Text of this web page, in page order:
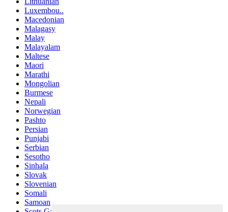
Luxembou..
Macedonian
Malagasy
Malay
Malayalam
Maltese
Maori
Marathi
Mongolian
Burmese
Nepali
Norwegian
Pashto
Persian
Punjabi
Serbian
Sesotho
Sinhala
Slovak
Slovenian
Somali
Samoan